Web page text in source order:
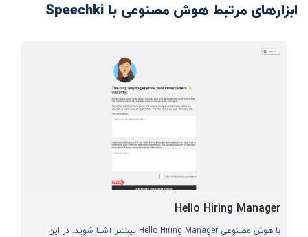
ابزارهای مرتبط هوش مصنوعی با Speechki
Hello Hiring Manager
با هوش مصنوعی Hello Hiring Manager بیشتر آشنا شوید. در این